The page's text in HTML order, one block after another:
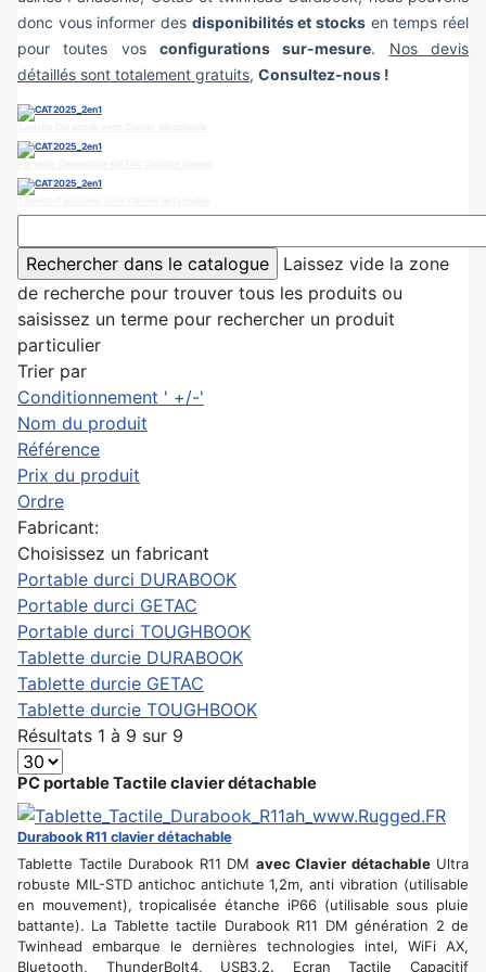
donc vous informer des disponibilités et stocks en temps réel
pour toutes vos configurations sur-mesure. Nos devis
détaillés sont totalement gratuits, Consultez-nous !
Laissez vide la zone
de recherche pour trouver tous les produits ou
saisissez un terme pour rechercher un produit
particulier
Trier par
Conditionnement ' +/-'
Nom du produit
Référence
Prix du produit
Ordre
Fabricant:
Choisissez un fabricant
Portable durci DURABOOK
Portable durci GETAC
Portable durci TOUGHBOOK
Tablette durcie DURABOOK
Tablette durcie GETAC
Tablette durcie TOUGHBOOK
Résultats 1 à 9 sur 9
PC portable Tactile clavier détachable
Durabook R11 clavier détachable
Tablette Tactile Durabook R11 DM avec Clavier détachableUltra
robuste MIL-STD antichoc antichute 1,2m, anti vibration (utilisable
en mouvement), tropicalisée étanche iP66 (utilisable sous pluie
battante). La Tablette tactile Durabook R11 DM génération 2 de
Twinhead embarque le dernières technologies intel, WiFi AX,
Bluetooth, ThunderBolt4, USB3.2. Ecran Tactile Capacitif